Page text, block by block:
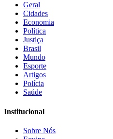
Geral
Cidades
Economia
Política
Justiça
Brasil
Mundo
Esporte
Artigos
Polícia
Saúde
Institucional
Sobre Nós